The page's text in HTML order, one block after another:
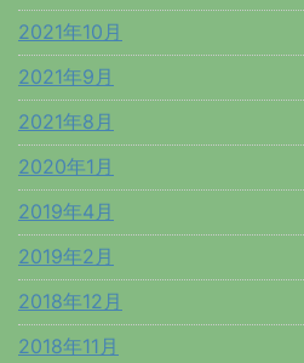
2021年10月
2021年9月
2021年8月
2020年1月
2019年4月
2019年2月
2018年12月
2018年11月